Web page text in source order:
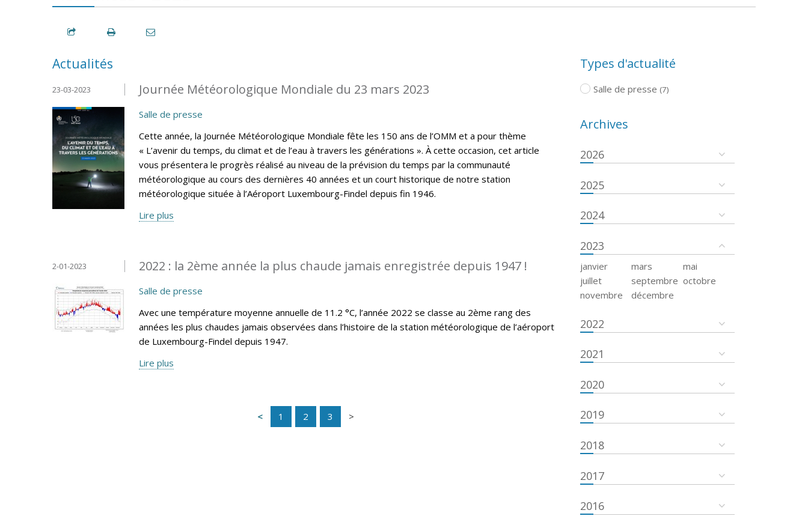
Actualités
Journée Météorologique Mondiale du 23 mars 2023
23-03-2023
Salle de presse
Cette année, la Journée Météorologique Mondiale fête les 150 ans de l’OMM et a pour thème
« L’avenir du temps, du climat et de l’eau à travers les générations ». À cette occasion, cet article
vous présentera le progrès réalisé au niveau de la prévision du temps par la communauté
météorologique au cours des dernières 40 années et un court historique de notre station
météorologique située à l’Aéroport Luxembourg-Findel depuis fin 1946.
Lire plus
2022 : la 2ème année la plus chaude jamais enregistrée depuis 1947 !
2-01-2023
Salle de presse
Avec une température moyenne annuelle de 11.2 °C, l’année 2022 se classe au 2ème rang des
années les plus chaudes jamais observées dans l’histoire de la station météorologique de l’aéroport
de Luxembourg-Findel depuis 1947.
Lire plus
1 2 3
Types d'actualité
Salle de presse (7)
Archives
2026
2025
2024
2023
janvier mars
mai
juillet
septembre octobre
novembre
décembre
2022
2021
2020
2019
2018
2017
2016